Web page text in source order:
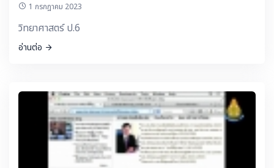
1 กรกฎาคม 2023
วิทยาศาสตร์ ป.6
อ่านต่อ